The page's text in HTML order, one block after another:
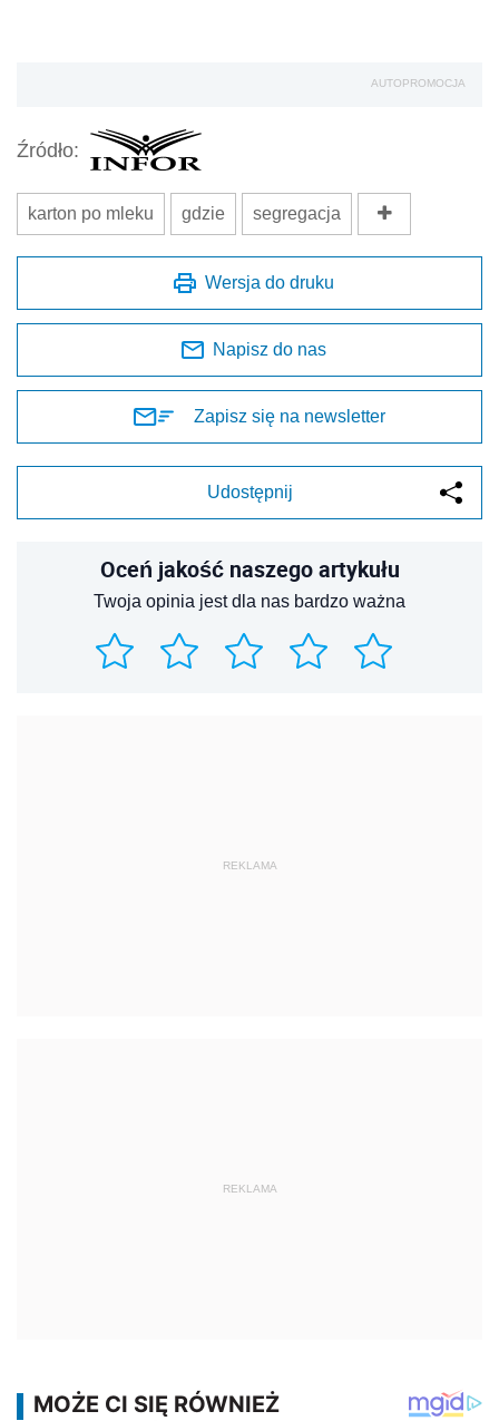
AUTOPROMOCJA
Źródło:
karton po mleku gdzie segregacja
Wersja do druku
Napisz do nas
Zapisz się na newsletter
Udostępnij
Oceń jakość naszego artykułu
Twoja opinia jest dla nas bardzo ważna
REKLAMA
REKLAMA